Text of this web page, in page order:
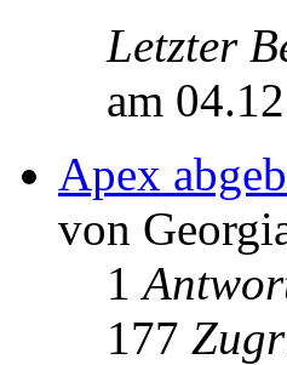
Letzter
am
Apex
von
1
177